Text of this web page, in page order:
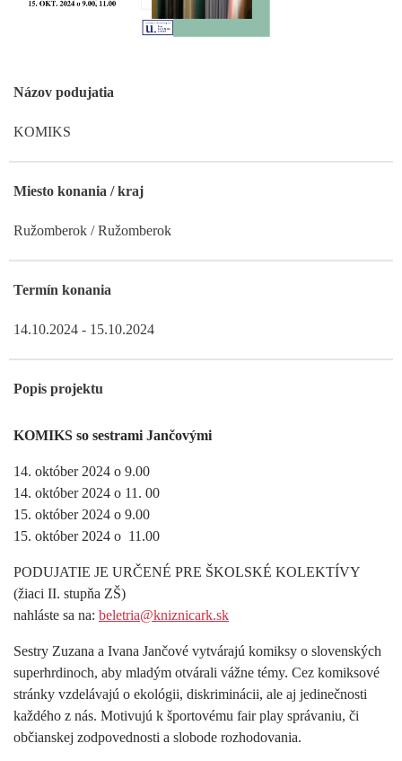
Názov podujatia
KOMIKS
Miesto konania / kraj
Ružomberok / Ružomberok
Termín konania
14.10.2024 - 15.10.2024
Popis projektu
KOMIKS so sestrami Jančovými
14. október 2024 o 9.00
14. október 2024 o 11. 00
15. október 2024 o 9.00
15. október 2024 o 11.00
PODUJATIE JE URČENÉ PRE ŠKOLSKÉ KOLEKTÍVY
(žiaci II. stupňa ZŠ)
nahláste sa na: beletria@kniznicark.sk
Sestry Zuzana a Ivana Jančové vytvárajú komiksy o slovenských
superhrdinoch, aby mladým otvárali vážne témy. Cez komiksové
stránky vzdelávajú o ekológii, diskriminácii, ale aj jedinečnosti
každého z nás. Motivujú k športovému fair play správaniu, či
občianskej zodpovednosti a slobode rozhodovania.